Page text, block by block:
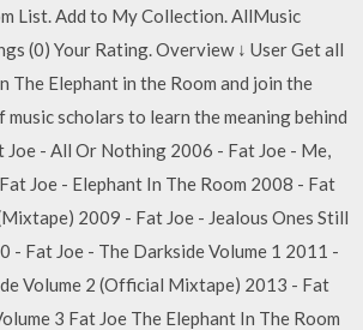
List. Add to My Collection. AllMusic
(0) Your Rating. Overview ↓ User Get all
The Elephant in the Room and join the
music scholars to learn the meaning behind
Joe - All Or Nothing 2006 - Fat Joe - Me,
Joe - Elephant In The Room 2008 - Fat
2009 - Fat Joe - Jealous Ones Still
- Fat Joe - The Darkside Volume 1 2011 -
Volume 2 (Official Mixtape) 2013 - Fat
3 Fat Joe The Elephant In The Room